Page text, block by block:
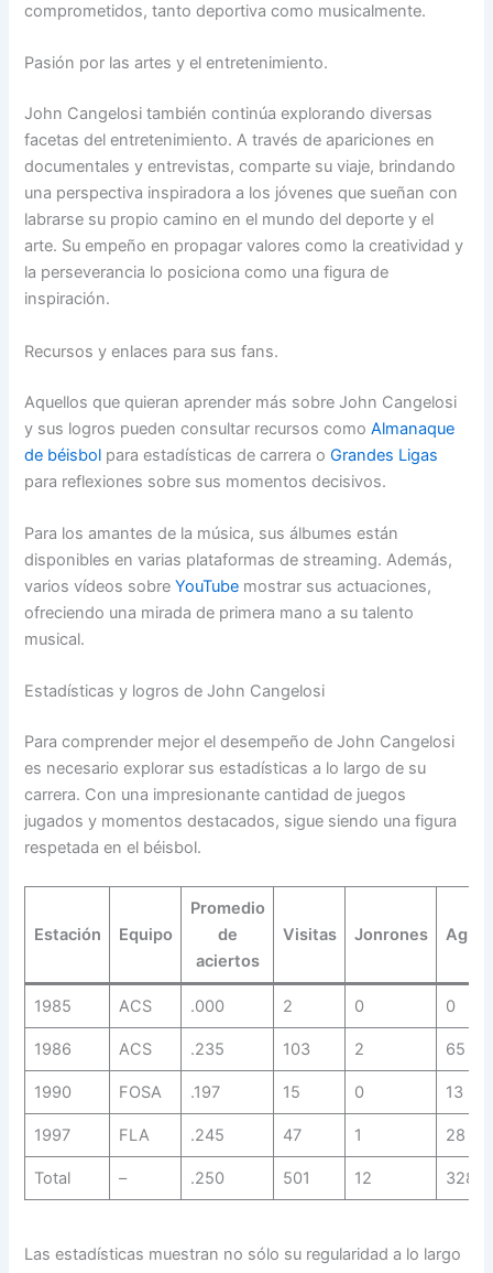
comprometidos, tanto deportiva como musicalmente.
Pasión por las artes y el entretenimiento.
John Cangelosi también continúa explorando diversas
facetas del entretenimiento. A través de apariciones en
documentales y entrevistas, comparte su viaje, brindando
una perspectiva inspiradora a los jóvenes que sueñan con
labrarse su propio camino en el mundo del deporte y el
arte. Su empeño en propagar valores como la creatividad y
la perseverancia lo posiciona como una figura de
inspiración.
Recursos y enlaces para sus fans.
Aquellos que quieran aprender más sobre John Cangelosi
y sus logros pueden consultar recursos comoAlmanaque
de béisbol para estadísticas de carrera oGrandes Ligas
para reflexiones sobre sus momentos decisivos.
Para los amantes de la música, sus álbumes están
disponibles en varias plataformas de streaming. Además,
varios vídeos sobreYouTube mostrar sus actuaciones,
ofreciendo una mirada de primera mano a su talento
musical.
Estadísticas y logros de John Cangelosi
Para comprender mejor el desempeño de John Cangelosi
es necesario explorar sus estadísticas a lo largo de su
carrera. Con una impresionante cantidad de juegos
jugados y momentos destacados, sigue siendo una figura
respetada en el béisbol.
Estación Equipo
Promedio
de
aciertos
Visitas Jonrones
1985 ACS .000 2 0 0
1986 ACS .235 103 2 65
1990 FOSA .197 15 0 13
1997 FLA .245 47 1 28
Total – .250 501 12 328
Las estadísticas muestran no sólo su regularidad a lo largo